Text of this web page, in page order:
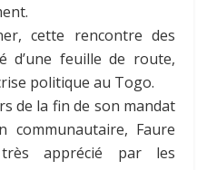
cette rencontre des
d’une feuille de route,
politique au Togo.
de la fin de son mandat
Faure
très apprécié par les